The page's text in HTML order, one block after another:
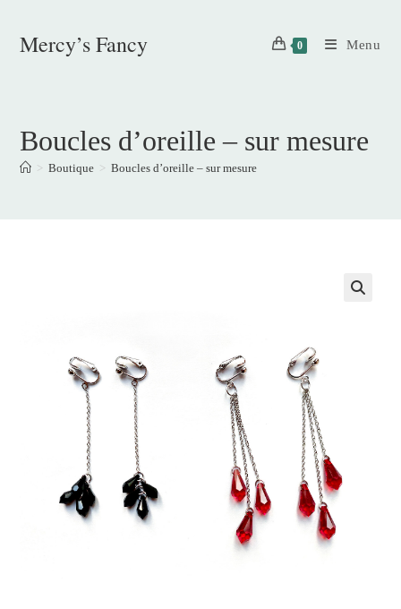
contentMercy’s Fancy 0 Menu
Boucles d’oreille – sur mesure
> Boutique > Boucles d’oreille – sur mesure